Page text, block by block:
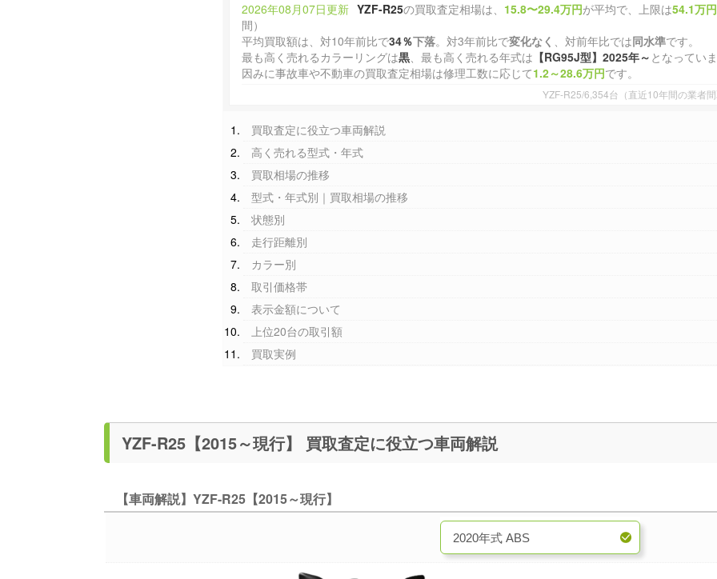
2026年08月07日更新 YZF-R25の買取査定相場は、 15.8〜29.4万円が平均で、上限は54.1万円
間）
平均買取額は、対10年前比で34％下落。対3年前比で変化なく 、対前年比では同水準です。
最も高く売れるカラーリングは黒、最も高く売れる年式は 【RG95J型】2025年～ となってい
因みに事故車や不動車の買取査定相場は修理工数に応じて1.2～28.6万円です。
YZF-R25/6,354台（直近10年間の業者
買取査定に役立つ車両解説
高く売れる型式・年式
買取相場の推移
型式・年式別｜買取相場の推移
状態別
走行距離別
カラー別
取引価格帯
表示金額について
上位20台の取引額
買取実例
YZF-R25【2015～現行】 買取査定に役立つ車両解説
【車両解説】YZF-R25【2015～現行】